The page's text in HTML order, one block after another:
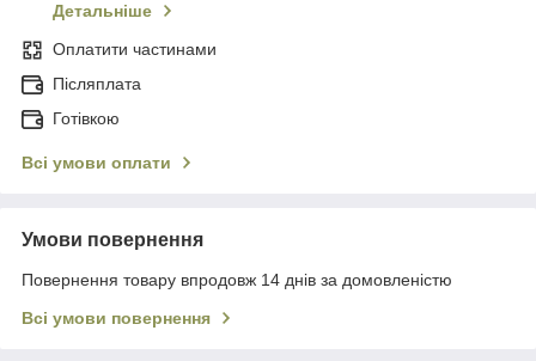
Детальніше
Оплатити частинами
Післяплата
Готівкою
Всі умови оплати
Умови повернення
Повернення товару впродовж 14 днів за домовленістю
Всі умови повернення